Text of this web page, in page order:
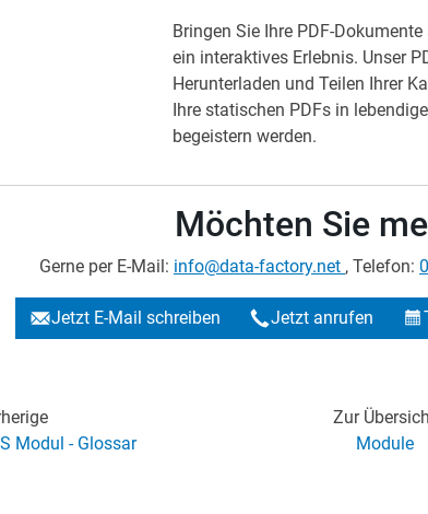
Bringen Sie Ihre PDF-
ein interaktives Erlebnis. Unser
Herunterladen und Teilen Ihrer
Ihre statischen PDFs in
begeistern werden.
Möchten Sie
Gerne per E-Mail: info@data-factory.net , Telefon:
Jetzt E-Mail schreiben Jetzt anrufen
Modul - Glossar
Zur
Module